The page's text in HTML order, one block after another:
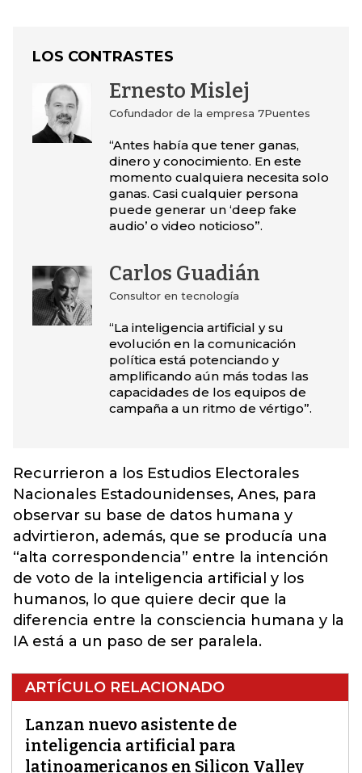
LOS CONTRASTES
Ernesto Mislej
Cofundador de la empresa 7Puentes
“Antes había que tener ganas,
dinero y conocimiento. En este
momento cualquiera necesita solo
ganas. Casi cualquier persona
puede generar un ‘deep fake
audio’ o video noticioso”.
Carlos Guadián
Consultor en tecnología
“La inteligencia artificial y su
evolución en la comunicación
política está potenciando y
amplificando aún más todas las
capacidades de los equipos de
campaña a un ritmo de vértigo”.
Recurrieron a los Estudios Electorales
Nacionales Estadounidenses, Anes, para
observar su base de datos humana y
advirtieron, además, que se producía una
“alta correspondencia” entre la intención
de voto de la inteligencia artificial y los
humanos, lo que quiere decir que la
diferencia entre la consciencia humana y la
IA está a un paso de ser paralela.
ARTÍCULO RELACIONADO
Lanzan nuevo asistente de
inteligencia artificial para
latinoamericanos en Silicon Valley